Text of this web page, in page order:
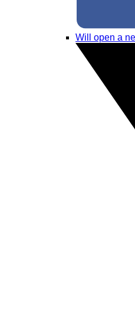
Will open a